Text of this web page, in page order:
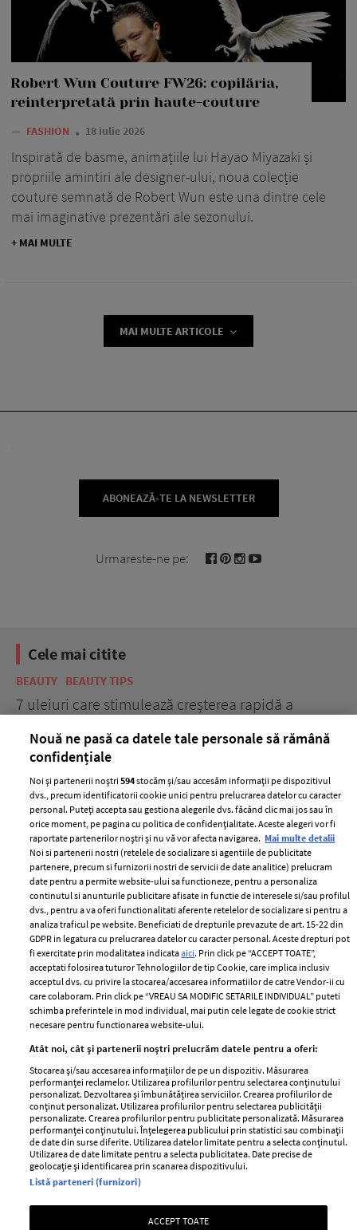
Robert Wun Couture FW26: copilăria,
reinterpretată prin haute-couture
— FASHION 18 iulie 2026
Inspirată de basme, animațiile lui Hayao Miyazaki și
propriile amintiri ale designer-ului, noua colecție
couture semnată de Robert Wun este una dintre cele
mai imaginative prezentări ale sezonului.
+ MAI MULTE
MAI MULTE ARTICOLE
ABONEAZĂ-TE LA NEWSLETTER
Urmareste-ne pe:
Cele mai citite
BEAUTY BEAUTY TIPS
7 uleiuri care stimulează creșterea rapidă a
ELLE Style Awards
2024
Despre ELLE
Romania
Contact
Abonamente
Termeni si conditii
Politica de
confidențialitate
Politica de cookies
Publicitate
GSP
Unica
Baby
Retete
femei
Viva
Avantaje
Retete practice
Pariază responsabil! Decizia ONJN nr. 821/25.09.2025.
Jocurile de noroc sunt interzise minorilor.
Nouă ne pasă ca datele tale personale să rămână
confidențiale
Noi și partenerii noștri594stocăm și/sau accesăm informații pe dispozitivul
dvs., precum identificatorii cookie unici pentru prelucrarea datelor cu caracter
personal. Puteți accepta sau gestiona alegerile dvs. făcând clic mai jos sau în
orice moment, pe pagina cu politica de confidențialitate. Aceste alegeri vor fi
raportate partenerilor noștri și nu vă vor afecta navigarea. Mai multe detalii
Noi si partenerii nostri (retelele de socializare si agentiile de publicitate
partenere, precum si furnizorii nostri de servicii de date analitice) prelucram
date pentru a permite website-ului sa functioneze, pentru a personaliza
continutul si anunturile publicitare afisate in functie de interesele si/sau profilul
dvs., pentru a va oferi functionalitati aferente retelelor de socializare si pentru a
analiza traficul pe website. Beneficiati de drepturile prevazute de art. 15-22 din
GDPR in legatura cu prelucrarea datelor cu caracter personal. Aceste drepturi pot
fi exercitate prin modalitatea indicataaici. Prin click pe “ACCEPT TOATE”,
acceptati folosirea tuturor Tehnologiilor de tip Cookie, care implica inclusiv
acceptul dvs. cu privire la stocarea/accesarea informatiilor de catre Vendor-ii cu
care colaboram. Prin click pe “VREAU SA MODIFIC SETARILE INDIVIDUAL” puteti
schimba preferintele in mod individual, mai putin cele legate de cookie strict
necesare pentru functionarea website-ului.
Atât noi, cât și partenerii noștri prelucrăm datele pentru a oferi:
Stocarea și/sau accesarea informațiilor de pe un dispozitiv. Măsurarea
performanței reclamelor. Utilizarea profilurilor pentru selectarea conținutului
personalizat. Dezvoltarea și îmbunătățirea serviciilor. Crearea profilurilor de
conținut personalizat. Utilizarea profilurilor pentru selectarea publicității
personalizate. Crearea profilurilor pentru publicitate personalizată. Măsurarea
performanței conținutului. Înțelegerea publicului prin statistici sau combinații
de date din surse diferite. Utilizarea datelor limitate pentru a selecta conținutul.
Utilizarea de date limitate pentru a selecta publicitatea. Date precise de
geolocație și identificarea prin scanarea dispozitivului.
Listă parteneri (furnizori)
ACCEPT TOATE